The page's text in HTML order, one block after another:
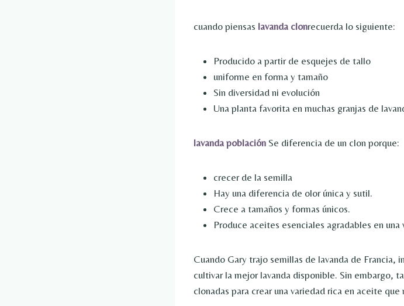
cuando piensas lavanda clonrecuerda lo siguiente:
Producido a partir de esquejes de tallo
uniforme en forma y tamaño
Sin diversidad ni evolución
Una planta favorita en muchas granjas de
lavanda población Se diferencia de un clon porque:
crecer de la semilla
Hay una diferencia de olor única y sutil.
Crece a tamaños y formas únicos.
Produce aceites esenciales agradables en una
Cuando Gary trajo semillas de lavanda de Francia,
cultivar la mejor lavanda disponible. Sin embargo,
clonadas para crear una variedad rica en aceite